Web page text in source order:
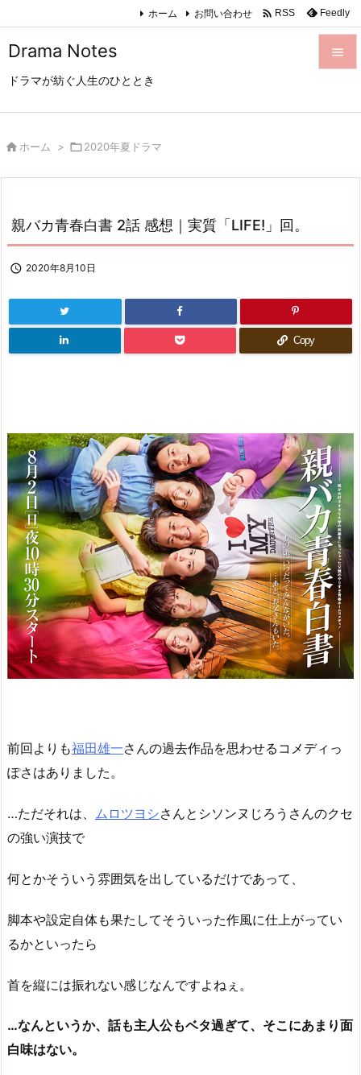
Drama Notes
ドラマが紡ぐ人生のひととき


ホーム お問い合わせ  RSS Feedly
 ホーム > 2020年夏ドラマ
親バカ青春白書 2話 感想｜実質「LIFE!」回。
 2020年8月10日
Copy
前回よりも福田雄一さんの過去作品を思わせるコメディっ
ぽさはありました。
…ただそれは、 ムロツヨシさんとシソンヌじろうさんのクセ
の強い演技で
何とかそういう雰囲気を出しているだけであって、
脚本や設定自体も果たしてそういった作風に仕上がってい
るかといったら
首を縦には振れない感じなんですよねぇ。
…なんというか、話も主人公もベタ過ぎて、そこにあまり面
白味はない。